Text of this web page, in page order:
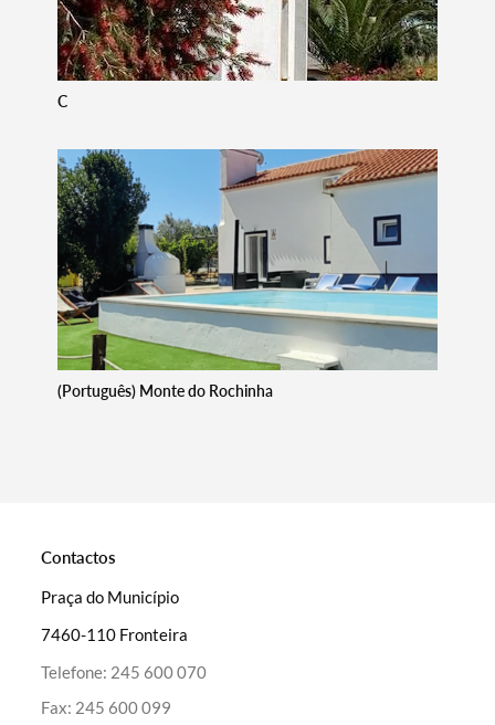
Categorias gerais
Filtros
C
(Português) Monte do Rochinha
Contactos
Praça do Município
7460-110 Fronteira
Telefone: 245 600 070
Fax: 245 600 099